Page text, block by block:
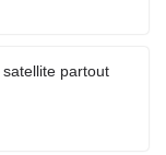
partout